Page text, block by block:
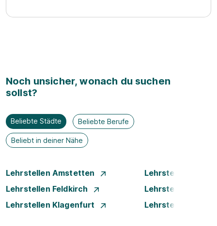
Noch unsicher, wonach du suchen
sollst?
Beliebte Städte Beliebte Berufe
Beliebt in deiner Nähe
Lehrstellen Amstetten
Lehrstellen
Lehrstellen Feldkirch
Lehrstellen Graz
Lehrstellen Klagenfurt
Lehrstellen